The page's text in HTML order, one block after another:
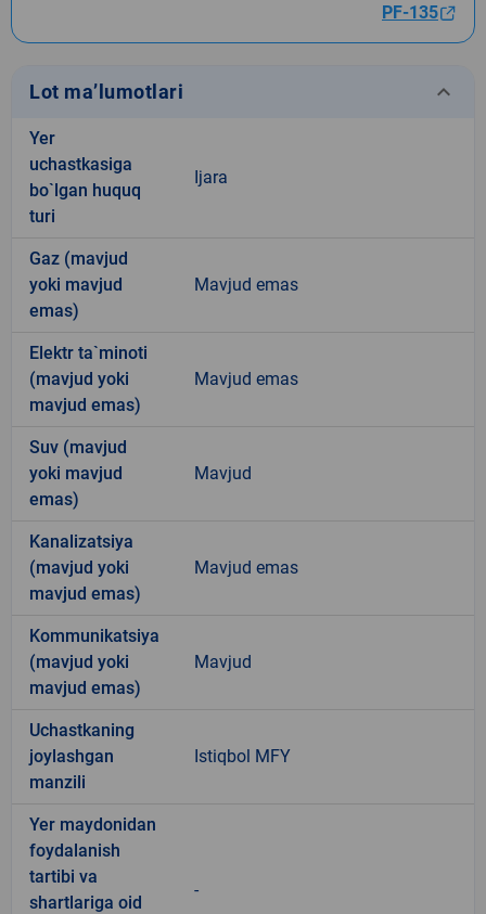
PF-135
Lot ma’lumotlari keyboard_arrow_down
Yer
uchastkasiga
bo`lgan huquq
turi
Ijara
Gaz (mavjud
yoki mavjud
emas)
Mavjud emas
Elektr ta`minoti
(mavjud yoki
mavjud emas)
Mavjud emas
Suv (mavjud
yoki mavjud
emas)
Mavjud
Kanalizatsiya
(mavjud yoki
mavjud emas)
Mavjud emas
Kommunikatsiya
(mavjud yoki
mavjud emas)
Mavjud
Uchastkaning
joylashgan
manzili
Istiqbol MFY
Yer maydonidan
foydalanish
tartibi va
shartlariga oid
-